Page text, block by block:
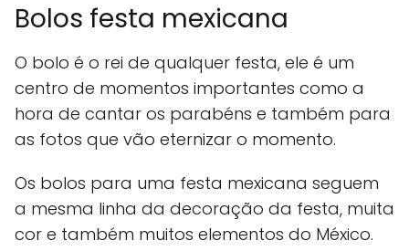
Bolos festa mexicana
O bolo é o rei de qualquer festa, ele é um
centro de momentos importantes como a
hora de cantar os parabéns e também para
as fotos que vão eternizar o momento.
Os bolos para uma festa mexicana seguem
a mesma linha da decoração da festa, muita
cor e também muitos elementos do México.